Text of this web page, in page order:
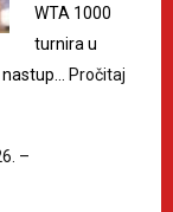
WTA 1000
turnira u
Pročitaj
–